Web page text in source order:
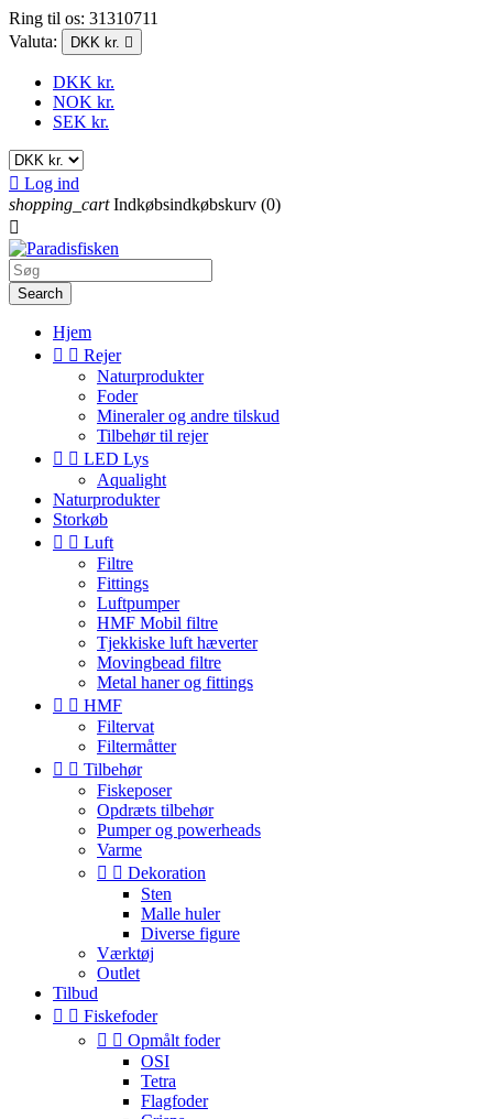
Ring til os: 31310711
Valuta:
DKK kr. 
DKK kr.
NOK kr.
SEK kr.
 Log ind
shopping_cart Indkøbsindkøbskurv (0)

Search
Hjem
  Rejer
Naturprodukter
Foder
Mineraler og andre tilskud
Tilbehør til rejer
  LED Lys
Aqualight
Naturprodukter
Storkøb
  Luft
Filtre
Fittings
Luftpumper
HMF Mobil filtre
Tjekkiske luft hæverter
Movingbead filtre
Metal haner og fittings
  HMF
Filtervat
Filtermåtter
  Tilbehør
Fiskeposer
Opdræts tilbehør
Pumper og powerheads
Varme
  Dekoration
Sten
Malle huler
Diverse figure
Værktøj
Outlet
Tilbud
  Fiskefoder
  Opmålt foder
OSI
Tetra
Flagfoder